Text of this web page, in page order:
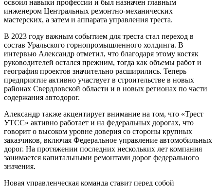
освоил навыки профессии и был назначен главным
инженером Центральных ремонтно-механических
мастерских, а затем и аппарата управления треста.
В 2023 году важным событием для треста стал переход в
состав Уральского горнопромышленного холдинга. В
интервью Александр отметил, что благодаря этому костяк
руководителей остался прежним, тогда как объемы работ и
география проектов значительно расширились. Теперь
предприятие активно участвует в строительстве в новых
районах Свердловской области и в новых регионах по части
содержания автодорог.
Александр также акцентирует внимание на том, что «Трест
УТСС» активно работает и на федеральных дорогах, что
говорит о высоком уровне доверия со стороны крупных
заказчиков, включая Федеральное управление автомобильных
дорог. На протяжении последних нескольких лет компания
занимается капитальными ремонтами дорог федерального
значения.
Новая управленческая команда ставит перед собой